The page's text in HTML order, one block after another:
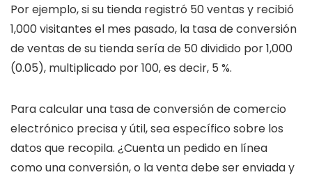
Por ejemplo, si su tienda registró 50 ventas y recibió
1,000 visitantes el mes pasado, la tasa de conversión
de ventas de su tienda sería de 50 dividido por 1,000
(0.05), multiplicado por 100, es decir, 5 %.
Para calcular una tasa de conversión de comercio
electrónico precisa y útil, sea específico sobre los
datos que recopila. ¿Cuenta un pedido en línea
como una conversión, o la venta debe ser enviada y